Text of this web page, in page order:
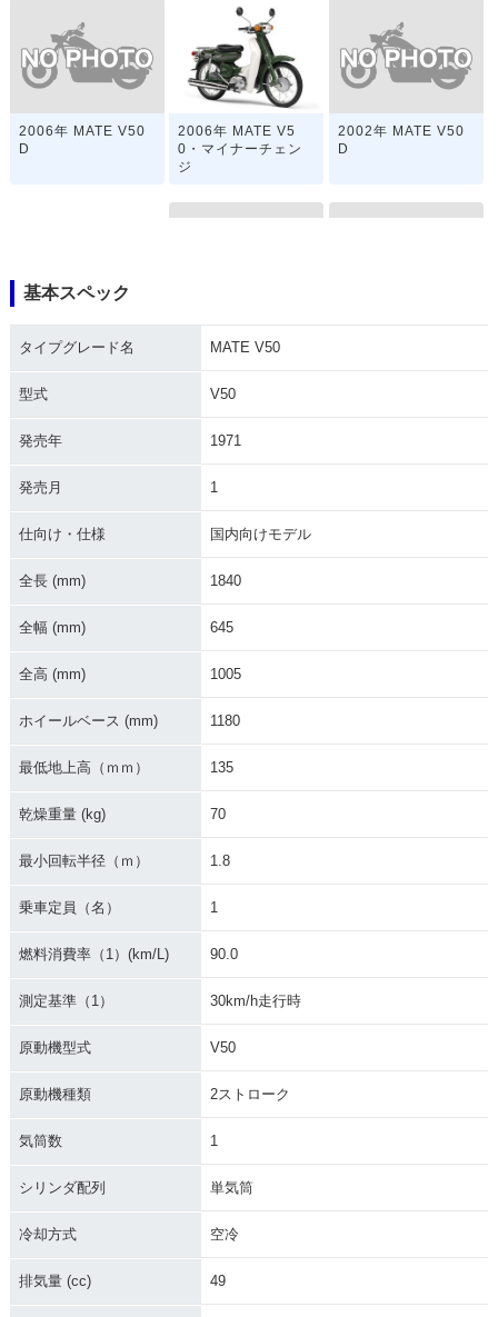
2006年 MATE V50
D
2006年 MATE V5
0・マイナーチェン
ジ
2002年 MATE V50
D
0・マイナーチェン
1996年 MATE V50
1996年 MATE V50
1994年 MATE V50
1993年 MATE V50
1992年 MATE V50S
1992年 MATE V50
1990年 MATE V50B 1990年 MATE V50
1987年 MATE V50
1987年 MATE V50B
基本スペック
タイプグレード名 MATE V50
型式 V50
発売年 1971
発売月 1
仕向け・仕様 国内向けモデル
全長 (mm) 1840
全幅 (mm) 645
全高 (mm) 1005
ホイールベース (mm) 1180
最低地上高（ｍｍ） 135
乾燥重量 (kg) 70
最小回転半径（ｍ） 1.8
乗車定員（名） 1
燃料消費率（1）(km/L) 90.0
測定基準（1） 30km/h走行時
原動機型式 V50
原動機種類 2ストローク
気筒数 1
シリンダ配列 単気筒
冷却方式 空冷
排気量 (cc) 49